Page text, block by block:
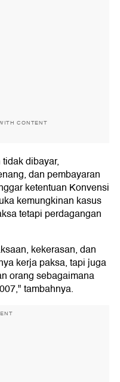
CONTENT
dibayar,
dan pembayaran
ketentuan Konvensi
kemungkinan kasus
tetapi perdagangan
kekerasan, dan
kerja paksa, tapi juga
orang sebagaimana
tambahnya.